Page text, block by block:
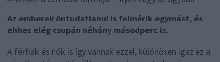
Az emberek öntudatlanul is felmérik egymást, és
ehhez elég csupán néhány másodperc is.
A férfiak és nők is így vannak ezzel, különösen igaz ez a